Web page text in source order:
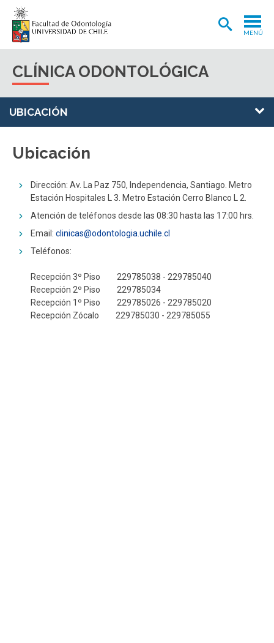
MENÚ
INTERNACIONAL
BIBLIOTECA
ESTUDIANTES ACADÉMICOS
FUNCIONARIOS EGRESADOS
CLÍNICA ODONTOLÓGICA
UBICACIÓN
Ubicación
Dirección: Av. La Paz 750, Independencia, Santiago. Metro
Estación Hospitales L 3. Metro Estación Cerro Blanco L 2.
Atención de teléfonos desde las 08:30 hasta las 17:00 hrs.
Email: clinicas@odontologia.uchile.cl
Teléfonos:
Recepción 3º Piso 229785038 - 229785040
Recepción 2º Piso 229785034
Recepción 1º Piso 229785026 - 229785020
Recepción Zócalo 229785030 - 229785055